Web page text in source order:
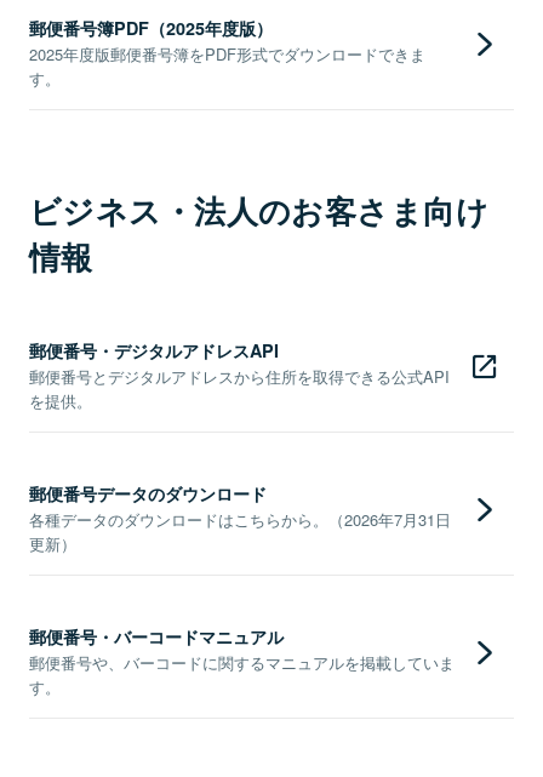
郵便番号簿PDF（2025年度版）
2025年度版郵便番号簿をPDF形式でダウンロードできま
す。
ビジネス・法人のお客さま向け
情報
郵便番号・デジタルアドレスAPI
郵便番号とデジタルアドレスから住所を取得できる公式API
を提供。
郵便番号データのダウンロード
各種データのダウンロードはこちらから。（2026年7月31日
更新）
郵便番号・バーコードマニュアル
郵便番号や、バーコードに関するマニュアルを掲載していま
す。